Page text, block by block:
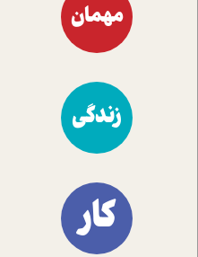
مهمان
زندگی
کار